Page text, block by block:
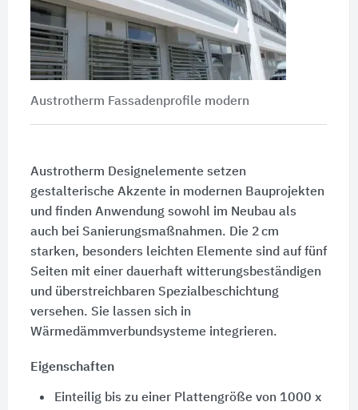
Austrotherm Fassadenprofile modern
Austrotherm Designelemente setzen
gestalterische Akzente in modernen Bauprojekten
und finden Anwendung sowohl im Neubau als
auch bei Sanierungsmaßnahmen. Die 2 cm
starken, besonders leichten Elemente sind auf fünf
Seiten mit einer dauerhaft witterungsbeständigen
und überstreichbaren Spezialbeschichtung
versehen. Sie lassen sich in
Wärmedämmverbundsysteme integrieren.
Eigenschaften
Einteilig bis zu einer Plattengröße von 1000 x